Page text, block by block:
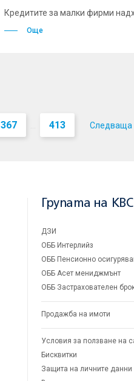
Кредитите за малки фирми
Още
367 ... 413 Следваща
Групата на KBC
ДЗИ
ОББ Интерлийз
ОББ Пенсионно
ОББ Асет мениджмънт
ОББ Застрахователен
Продажба на имоти
Условия за ползване на
Бисквитки
Защита на личните данни